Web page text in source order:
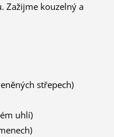
Zažijme kouzelný a
střepech)
uhlí)